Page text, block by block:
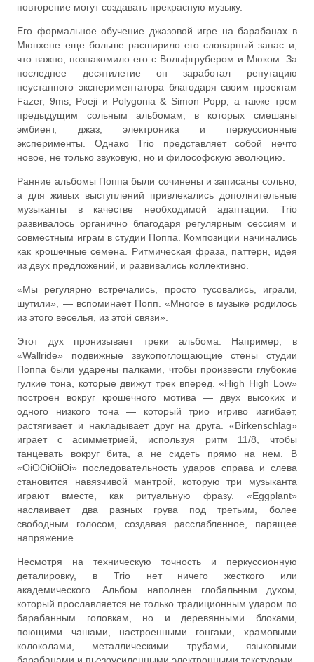
повторение могут создавать прекрасную музыку.
Его формальное обучение джазовой игре на барабанах в
Мюнхене еще больше расширило его словарный запас и,
что важно, познакомило его с Вольфгрубером и Мюком. За
последнее десятилетие он заработал репутацию
неустанного экспериментатора благодаря своим проектам
Fazer, 9ms, Poeji и Polygonia & Simon Popp, а также трем
предыдущим сольным альбомам, в которых смешаны
эмбиент, джаз, электроника и перкуссионные
эксперименты. Однако Trio представляет собой нечто
новое, не только звуковую, но и философскую эволюцию.
Ранние альбомы Поппа были сочинены и записаны сольно,
а для живых выступлений привлекались дополнительные
музыканты в качестве необходимой адаптации. Trio
развивалось органично благодаря регулярным сессиям и
совместным играм в студии Поппа. Композиции начинались
как крошечные семена. Ритмическая фраза, паттерн, идея
из двух предложений, и развивались коллективно.
«Мы регулярно встречались, просто тусовались, играли,
шутили», — вспоминает Попп. «Многое в музыке родилось
из этого веселья, из этой связи».
Этот дух пронизывает треки альбома. Например, в
«Wallride» подвижные звукопоглощающие стены студии
Поппа были ударены палками, чтобы произвести глубокие
гулкие тона, которые движут трек вперед. «High High Low»
построен вокруг крошечного мотива — двух высоких и
одного низкого тона — который трио игриво изгибает,
растягивает и накладывает друг на друга. «Birkenschlag»
играет с асимметрией, используя ритм 11/8, чтобы
танцевать вокруг бита, а не сидеть прямо на нем. В
«OiOOiOiiOi» последовательность ударов справа и слева
становится навязчивой мантрой, которую три музыканта
играют вместе, как ритуальную фразу. «Eggplant»
наслаивает два разных грува под третьим, более
свободным голосом, создавая расслабленное, парящее
напряжение.
Несмотря на техническую точность и перкуссионную
деталировку, в Trio нет ничего жесткого или
академического. Альбом наполнен глобальным духом,
который прославляется не только традиционным ударом по
барабанным головкам, но и деревянными блоками,
поющими чашами, настроенными гонгами, храмовыми
колоколами, металлическими трубами, языковыми